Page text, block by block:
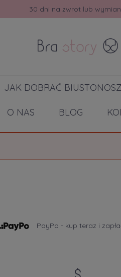
30 dni na zwrot lub
JAK DOBRAĆ
O NAS BLOG
PayPo - kup teraz i